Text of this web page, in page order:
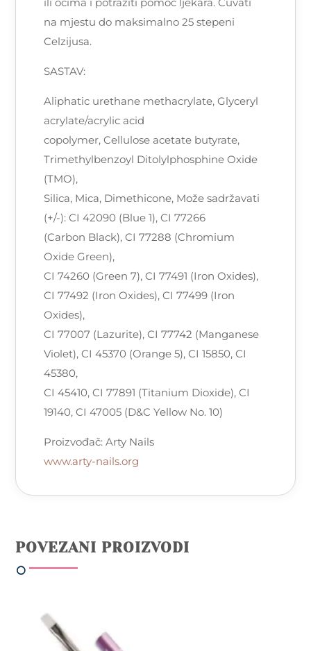
na mjestu do maksimalno 25 stepeni
Celzijusa.
SASTAV:
Aliphatic urethane methacrylate, Glyceryl
acrylate/acrylic acid
copolymer, Cellulose acetate butyrate,
Trimethylbenzoyl Ditolylphosphine Oxide
(TMO),
Silica, Mica, Dimethicone, Može sadržavati
(+/-): CI 42090 (Blue 1), CI 77266
(Carbon Black), CI 77288 (Chromium
Oxide Green),
CI 74260 (Green 7), CI 77491 (Iron Oxides),
CI 77492 (Iron Oxides), CI 77499 (Iron
Oxides),
CI 77007 (Lazurite), CI 77742 (Manganese
Violet), CI 45370 (Orange 5), CI 15850, CI
45380,
CI 45410, CI 77891 (Titanium Dioxide), CI
19140, CI 47005 (D&C Yellow No. 10)
Proizvođač: Arty Nails
www.arty-nails.org
POVEZANI PROIZVODI